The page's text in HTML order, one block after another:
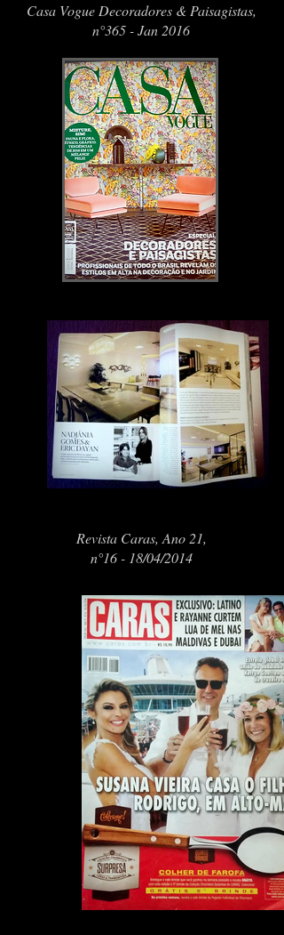
Casa Vogue Decoradores & Paisagistas,
n°365 - Jan 2016
Revista Caras, Ano 21,
n°16 - 18/04/2014